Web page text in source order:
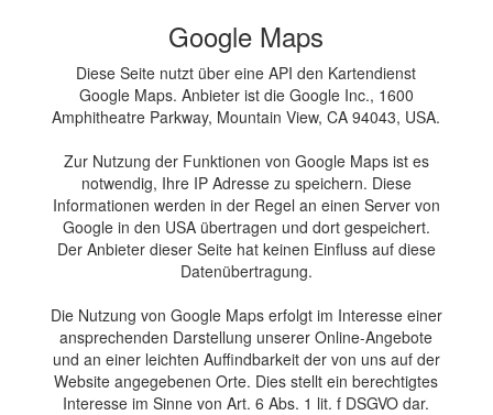
Google Maps
Diese Seite nutzt über eine API den Kartendienst
Google Maps. Anbieter ist die Google Inc., 1600
Amphitheatre Parkway, Mountain View, CA 94043, USA.
Zur Nutzung der Funktionen von Google Maps ist es
notwendig, Ihre IP Adresse zu speichern. Diese
Informationen werden in der Regel an einen Server von
Google in den USA übertragen und dort gespeichert.
Der Anbieter dieser Seite hat keinen Einfluss auf diese
Datenübertragung.
Die Nutzung von Google Maps erfolgt im Interesse einer
ansprechenden Darstellung unserer Online-Angebote
und an einer leichten Auffindbarkeit der von uns auf der
Website angegebenen Orte. Dies stellt ein berechtigtes
Interesse im Sinne von Art. 6 Abs. 1 lit. f DSGVO dar.